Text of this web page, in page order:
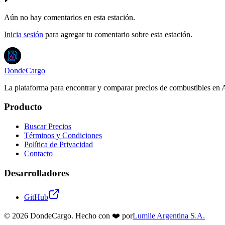
Aún no hay comentarios en esta estación.
Inicia sesión para agregar tu comentario sobre esta estación.
DondeCargo
La plataforma para encontrar y comparar precios de combustibles en
Producto
Buscar Precios
Términos y Condiciones
Política de Privacidad
Contacto
Desarrolladores
GitHub
© 2026 DondeCargo. Hecho con ❤️ porLumile Argentina S.A.